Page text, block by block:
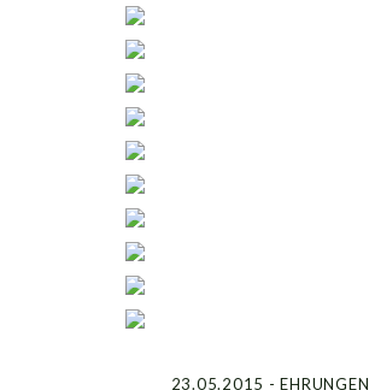
23.05.2015 - EHRUNGEN